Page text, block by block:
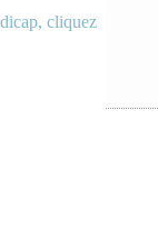
cliquez